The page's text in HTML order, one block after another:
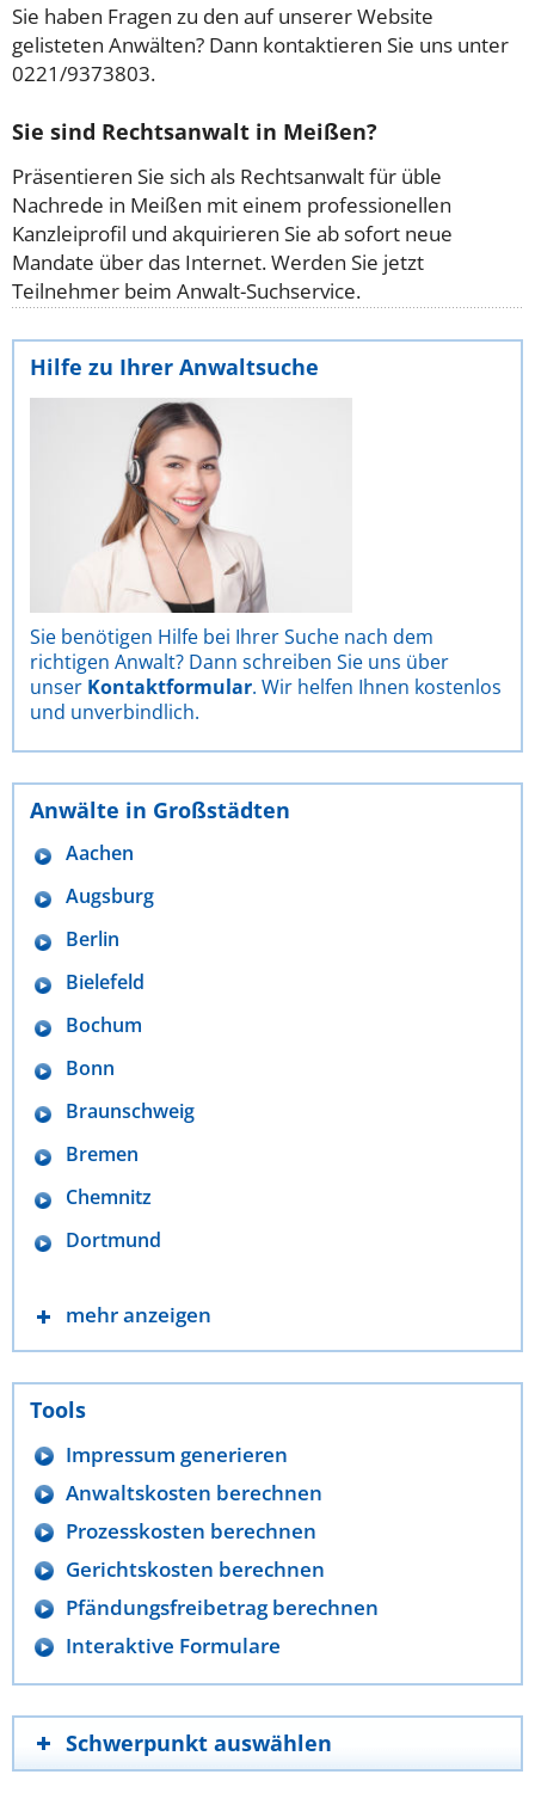
Sie haben Fragen zu den auf unserer Website
gelisteten Anwälten? Dann kontaktieren Sie uns unter
0221/9373803.
Sie sind Rechtsanwalt in Meißen?
Präsentieren Sie sich als Rechtsanwalt für üble
Nachrede in Meißen mit einem professionellen
Kanzleiprofil und akquirieren Sie ab sofort neue
Mandate über das Internet. Werden Sie jetzt
Teilnehmer beim Anwalt-Suchservice.
Hilfe zu Ihrer Anwaltsuche
Sie benötigen Hilfe bei Ihrer Suche nach dem
richtigen Anwalt? Dann schreiben Sie uns über
unser Kontaktformular. Wir helfen Ihnen kostenlos
und unverbindlich.
Anwälte in Großstädten
Aachen
Augsburg
Berlin
Bielefeld
Bochum
Bonn
Braunschweig
Bremen
Chemnitz
Dortmund
mehr anzeigen
Tools
Impressum generieren
Anwaltskosten berechnen
Prozesskosten berechnen
Gerichtskosten berechnen
Pfändungsfreibetrag berechnen
Interaktive Formulare
Schwerpunkt auswählen